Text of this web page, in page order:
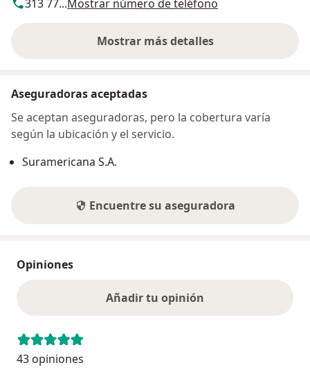
313 77...Mostrar número de teléfono
Mostrar más detalles
sobre la dirección
Aseguradoras aceptadas
Se aceptan aseguradoras, pero la cobertura varía
según la ubicación y el servicio.
Suramericana S.A.
Encuentre su aseguradora
Opiniones
Añadir tu opinión
43 opiniones